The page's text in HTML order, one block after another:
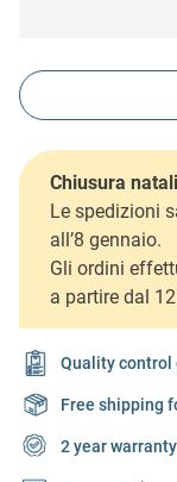
Chiusura
Le spedizioni
all’8 gennaio.
Gli ordini
a partire dal
Quality control
Free shipping
2 year